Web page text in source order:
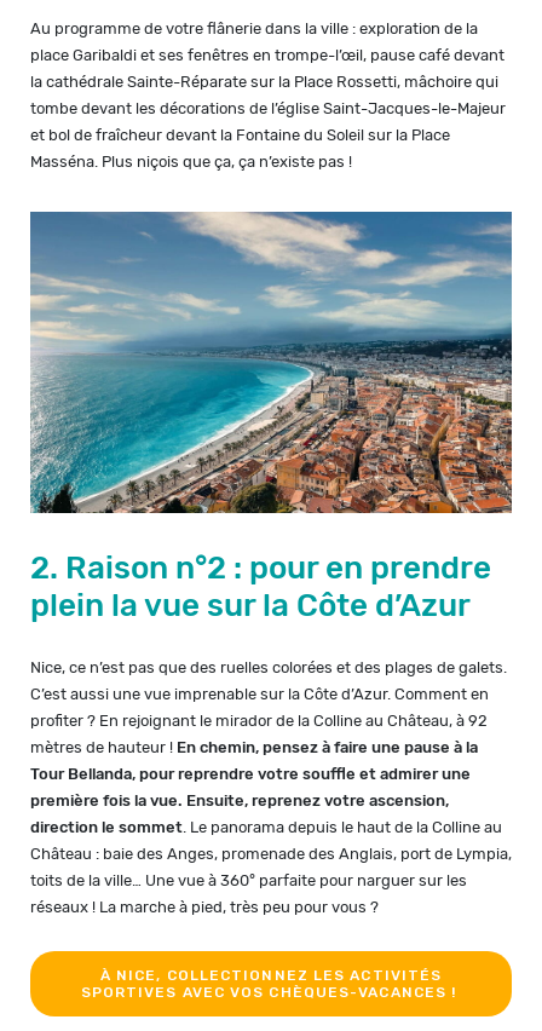
Au programme de votre flânerie dans la ville : exploration de la
place Garibaldi et ses fenêtres en trompe-l’œil, pause café devant
la cathédrale Sainte-Réparate sur la Place Rossetti, mâchoire qui
tombe devant les décorations de l’église Saint-Jacques-le-Majeur
et bol de fraîcheur devant la Fontaine du Soleil sur la Place
Masséna. Plus niçois que ça, ça n’existe pas !
2. Raison n°2 : pour en prendre
plein la vue sur la Côte d’Azur
Nice, ce n’est pas que des ruelles colorées et des plages de galets.
C’est aussi une vue imprenable sur la Côte d’Azur. Comment en
profiter ? En rejoignant le mirador de la Colline au Château, à 92
mètres de hauteur ! En chemin, pensez à faire une pause à la
Tour Bellanda, pour reprendre votre souffle et admirer une
première fois la vue. Ensuite, reprenez votre ascension,
direction le sommet. Le panorama depuis le haut de la Colline au
Château : baie des Anges, promenade des Anglais, port de Lympia,
toits de la ville… Une vue à 360° parfaite pour narguer sur les
réseaux ! La marche à pied, très peu pour vous ?
À NICE, COLLECTIONNEZ LES ACTIVITÉS
SPORTIVES AVEC VOS CHÈQUES-VACANCES !